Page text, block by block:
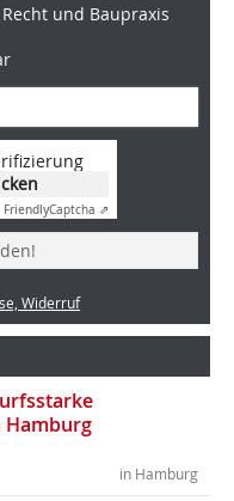
und Baupraxis
FriendlyCaptcha ⇗
Widerruf
Hamburg
in Hamburg